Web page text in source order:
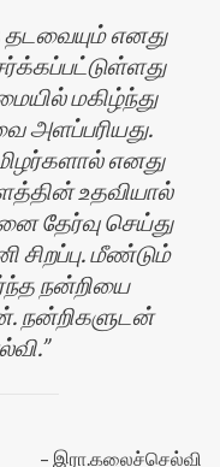
எனது
மகிழ்ந்து
அளப்பரியது.
எனது
உதவியால்
தேர்வு செய்து
சிறப்பு. மீண்டும்
நன்றியை
நன்றிகளுடன்
இரா.கலைச்செல்வி